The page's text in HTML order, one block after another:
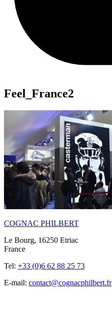
Feel_France2
COGNAC PHILBERT
Le Bourg, 16250 Etriac
France
Tel: +33 (0)6 62 88 25 73
E-mail: contact@cognacphilbert.fr